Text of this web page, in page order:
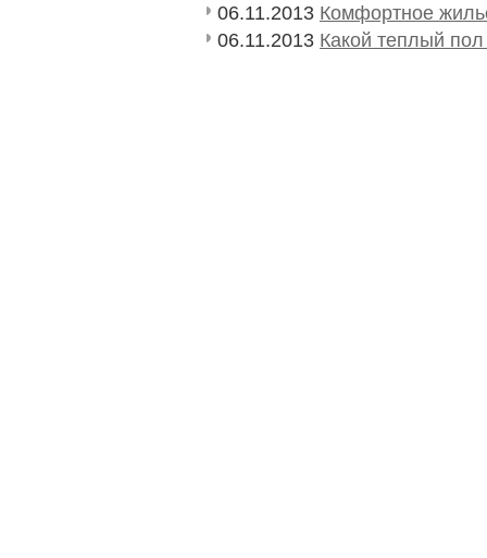
06.11.2013 Комфортное
06.11.2013 Какой теплый